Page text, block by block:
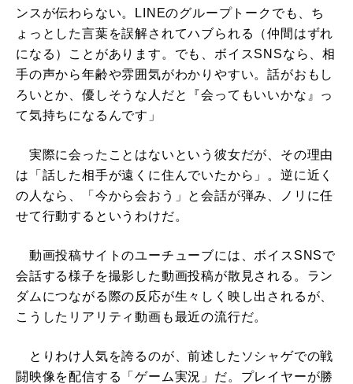
ンスが伝わらない。LINEのグループトークでも、ち
ょっとした言葉を誤解されてハブられる（仲間はずれ
になる）ことがあります。でも、ボイスSNSなら、相
手の声から年齢や雰囲気がわかりやすい。話がおもし
ろいとか、優しそうな人だと『会ってもいいかな』っ
て気持ちになるんです」
実際に会ったことはないという彼女だが、その理由
は「話した相手が遠くに住んでいたから」。逆に近く
の人なら、「今から会おう」と会話が弾み、ノリに任
せて行動するというわけだ。
動画投稿サイトのユーチューブには、ボイスSNSで
会話する様子を撮影した動画投稿が散見される。ラン
ダムにつながる際の反応が生々しく映し出されるが、
こうしたリアリティ動画も最近の流行だ。
とりわけ人気を誇るのが、前述したソシャゲでの戦
闘映像を配信する「ゲーム実況」だ。プレイヤーが勝